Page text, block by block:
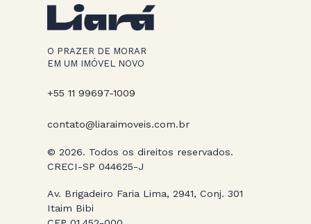
O PRAZER DE MORAR
EM UM IMÓVEL NOVO
+55 11 99697-1009
contato@liaraimoveis.com.br
© 2026. Todos os direitos reservados.
CRECI-SP 044625-J
Av. Brigadeiro Faria Lima, 2941, Conj. 301
Itaim Bibi